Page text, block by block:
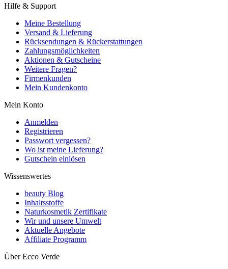
Hilfe & Support
Meine Bestellung
Versand & Lieferung
Rücksendungen & Rückerstattungen
Zahlungsmöglichkeiten
Aktionen & Gutscheine
Weitere Fragen?
Firmenkunden
Mein Kundenkonto
Mein Konto
Anmelden
Registrieren
Passwort vergessen?
Wo ist meine Lieferung?
Gutschein einlösen
Wissenswertes
beauty Blog
Inhaltsstoffe
Naturkosmetik Zertifikate
Wir und unsere Umwelt
Aktuelle Angebote
Affiliate Programm
Über Ecco Verde